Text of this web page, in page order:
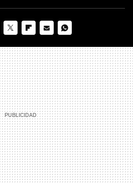
MAIL